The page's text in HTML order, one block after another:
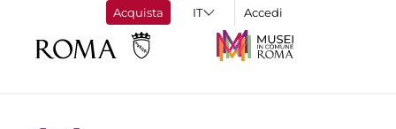
Acquista Accedi